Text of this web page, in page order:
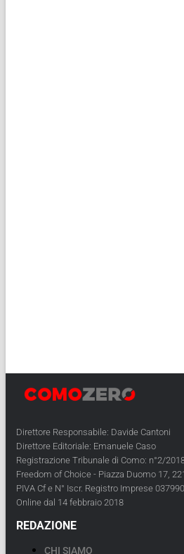
Direttore Responsabile: Davide Cantoni
Direttore Editoriale: Emanuele Caso
Registrazione Tribunale di Como: n°2/
Freedom of Choice - Piazza Duomo 17,
PIVA Cf e N° Iscr. Registro Imprese
Online dal 14 febbraio 2018
REDAZIONE
CHI SIAMO